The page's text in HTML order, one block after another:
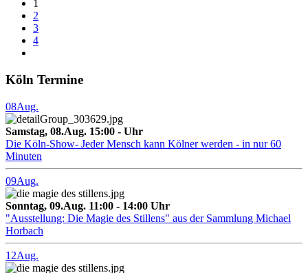
1
2
3
4
Köln Termine
08Aug.
Samstag, 08.Aug. 15:00 - Uhr
Die Köln-Show- Jeder Mensch kann Kölner werden - in nur 60
Minuten
09Aug.
Sonntag, 09.Aug. 11:00 - 14:00 Uhr
"Ausstellung: Die Magie des Stillens" aus der Sammlung Michael
Horbach
12Aug.